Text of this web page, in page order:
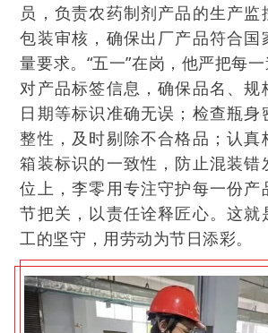
员，负责农药制剂产品的生产监
包装审核，确保出厂产品符合国
量要求。“五一”在岗，他严把每
对产品标签信息，确保品名、规
日期等标识准确无误；检查瓶身
整性，及时剔除不合格品；认真
箱装标识的一致性，防止混装错
位上，李零用专注守护每一份产
节把关，以责任诠释匠心。这就
工的坚守，用劳动为节日添彩。